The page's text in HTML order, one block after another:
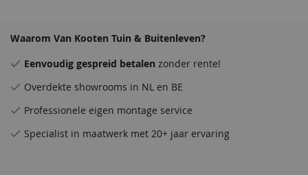
Waarom Van Kooten Tuin & Buitenleven?
Eenvoudig gespreid betalen zonder rente!
Overdekte showrooms in NL en BE
Professionele eigen montage service
Specialist in maatwerk met 20+ jaar ervaring